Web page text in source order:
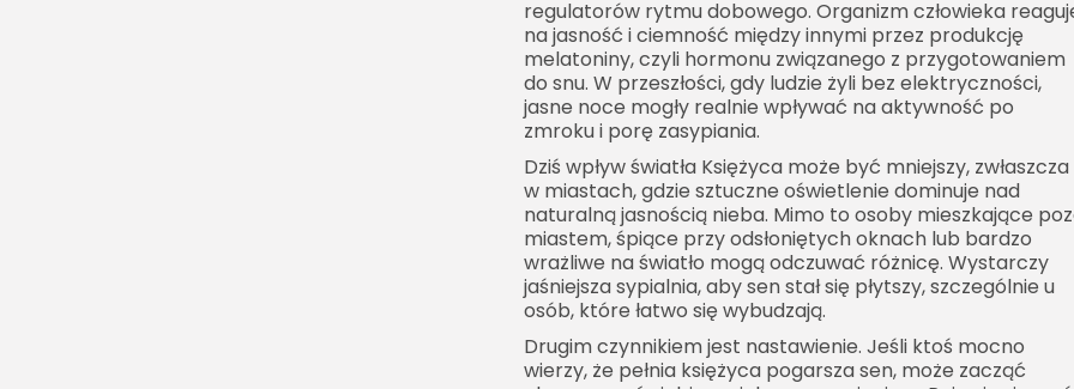
regulatorów rytmu dobowego. Organizm człowieka
na jasność i ciemność między innymi przez produkcję
melatoniny, czyli hormonu związanego z przygotowaniem
do snu. W przeszłości, gdy ludzie żyli bez elektryczności,
jasne noce mogły realnie wpływać na aktywność po
zmroku i porę zasypiania.
Dziś wpływ światła Księżyca może być mniejszy, zwłaszcza
w miastach, gdzie sztuczne oświetlenie dominuje nad
naturalną jasnością nieba. Mimo to osoby mieszkające
miastem, śpiące przy odsłoniętych oknach lub bardzo
wrażliwe na światło mogą odczuwać różnicę. Wystarczy
jaśniejsza sypialnia, aby sen stał się płytszy, szczególnie u
osób, które łatwo się wybudzają.
Drugim czynnikiem jest nastawienie. Jeśli ktoś mocno
wierzy, że pełnia księżyca pogarsza sen, może zacząć